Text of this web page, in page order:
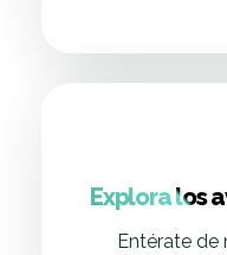
Explora los
Entérate de